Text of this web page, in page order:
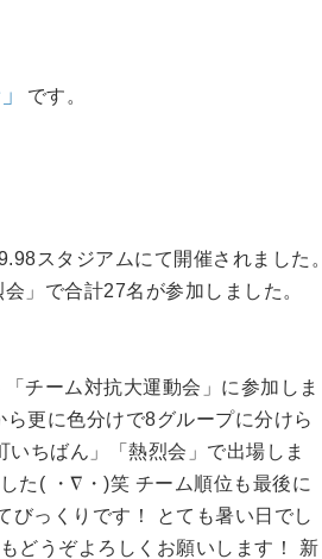
です。
スタジアムにて開催されました。
」 で合計27名が参加しました。
チーム対抗大運動会」に参加しま
更に色分けで8グループに分けら
ちばん」「熱烈会」で出場しま
た( ・∇・)笑 チーム順位も最後に
びっくりです！ とても暑い日でし
どうぞよろしくお願いします！ 新